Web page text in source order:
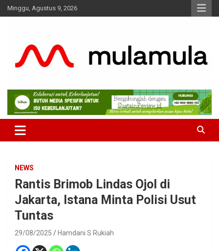
Skip
to
Minggu, Agustus 9, 2026
MulaMula
Medianya para Gen Z
NEWS
Rantis Brimob Lindas Ojol di
Jakarta, Istana Minta Polisi Usut
Tuntas
29/08/2025 Hamdani S Rukiah